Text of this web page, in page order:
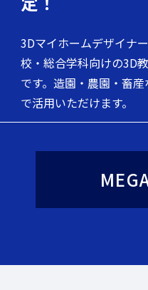
3Dマイホームデザイナ
校・総合学科向けの3D
です。造園・農園・畜
で活用いただけます。